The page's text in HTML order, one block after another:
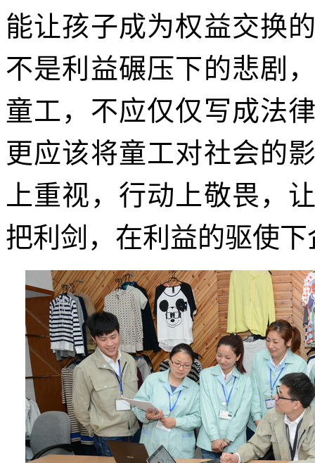
能让孩子成为权益交换
不是利益碾压下的悲剧
童工，不应仅仅写成法
更应该将童工对社会的
上重视，行动上敬畏，
把利剑，在利益的驱使